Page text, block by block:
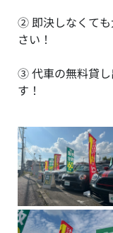
② 即決しなくても
さい！
③ 代車の無料貸し
す！